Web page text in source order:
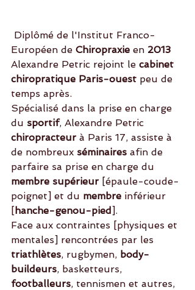
Européen de Chiropraxie en 2013
Alexandre Petric rejoint le cabinet
chiropratique Paris-ouest peu de
temps après.
Spécialisé dans la prise en charge
du sportif, Alexandre Petric
chiropracteur à Paris 17, assiste à
de nombreux séminaires afin de
parfaire sa prise en charge du
membre supérieur [épaule-coude-
poignet] et du membre inférieur
[hanche-genou-pied].
Face aux contraintes [physiques et
mentales] rencontrées par les
triathlètes, rugbymen, body-
buildeurs, basketteurs,
footballeurs, tennismen et autres,